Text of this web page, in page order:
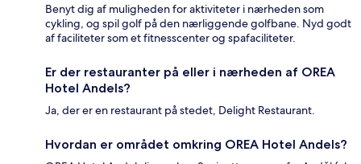
Benyt dig af muligheden for aktiviteter i nærheden som
cykling, og spil golf på den nærliggende golfbane. Nyd godt
af faciliteter som et fitnesscenter og spafaciliteter.
Er der restauranter på eller i nærheden af OREA
Hotel Andels?
Ja, der er en restaurant på stedet, Delight Restaurant.
Hvordan er området omkring OREA Hotel Andels?